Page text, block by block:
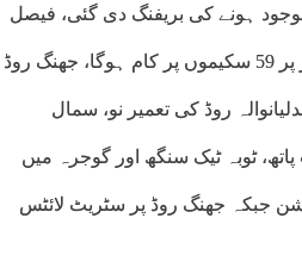
مقامی وسائل موجود ہونے کی بریفنگ دی گئی، فیصل
آباد میں 81 کلومیٹر طویل 38 سڑکوں سمیت مجموعی طور پر 59 سکیموں پر کام ہوگا، جھنگ روڈ
روڈ کی تعمیر نو، سمال
ٹوبہ ٹیک سنگھ اور گوجرہ میں
بیوٹیفکیشن جبکہ جھنگ روڈ پر سٹریٹ لائٹس